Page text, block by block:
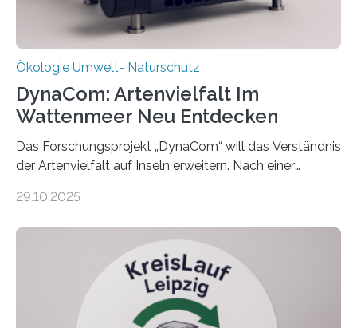
Ökologie Umwelt- Naturschutz
DynaCom: Artenvielfalt Im
Wattenmeer Neu Entdecken
Das Forschungsprojekt „DynaCom“ will das Verständnis
der Artenvielfalt auf Inseln erweitern. Nach einer
Beobachtungen im Wattenmeer ist nun eine große
Oldenburg befassen sich insbesondere damit, wie ein
Ökosystem gedeiht – und wie sich dieser Prozess
verlässlich prognostizieren lässt. Grünes Licht für
„DynaCom“: Die Deutsche Forschungsgemeinschaft
(DFG) fördert das Anfang 2019 gestartete
29.10.2025